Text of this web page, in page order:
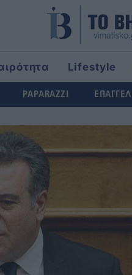
Lifestyle
PAPARAZZI